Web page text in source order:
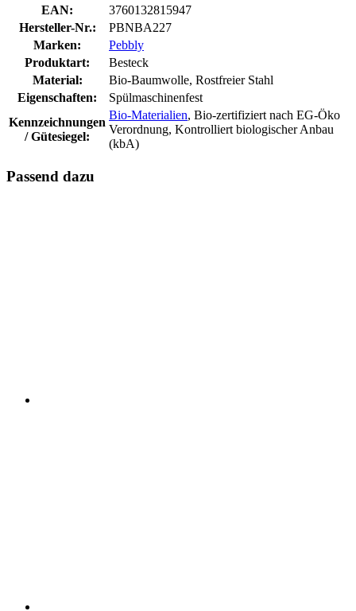
EAN:
3760132815947
Hersteller-Nr.:
PBNBA227
Marken:
Pebbly
Produktart:
Besteck
Material:
Bio-Baumwolle, Rostfreier Stahl
Eigenschaften:
Spülmaschinenfest
Kennzeichnungen
/ Gütesiegel:
Bio-Materialien, Bio-zertifiziert nach EG-Öko
Verordnung, Kontrolliert biologischer Anbau
(kbA)
Passend dazu